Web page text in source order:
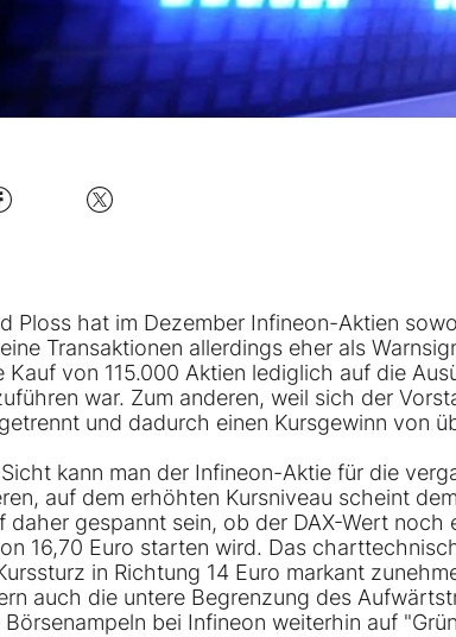
Ploss hat im Dezember Infineon-Aktien
Transaktionen allerdings eher als
Kauf von 115.000 Aktien lediglich auf die
war. Zum anderen, weil sich der
und dadurch einen Kursgewinn von
kann man der Infineon-Aktie für die
auf dem erhöhten Kursniveau scheint
daher gespannt sein, ob der DAX-Wert noch
16,70 Euro starten wird. Das
in Richtung 14 Euro markant
auch die untere Begrenzung des
bei Infineon weiterhin auf